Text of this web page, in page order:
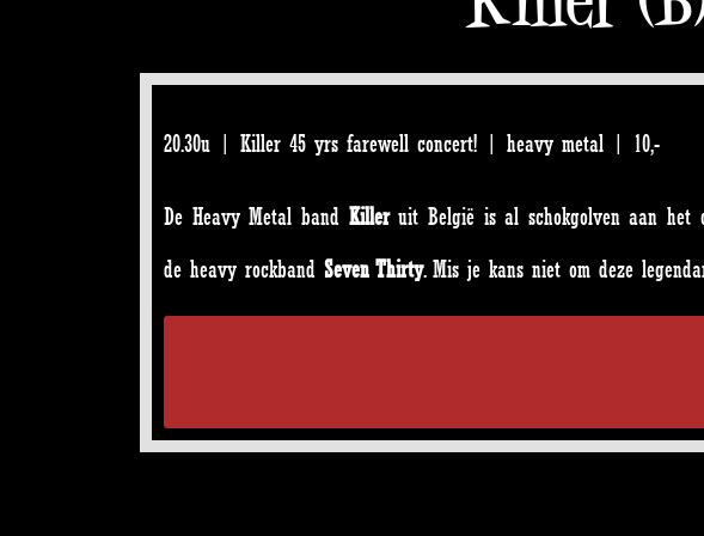
20.30u | Killer 45 yrs farewell concert! | heavy metal | 10,-
De Heavy Metal band Killeruit België is al schokgolven aan het
de heavy rockbandSeven Thirty. Mis je kans niet om deze